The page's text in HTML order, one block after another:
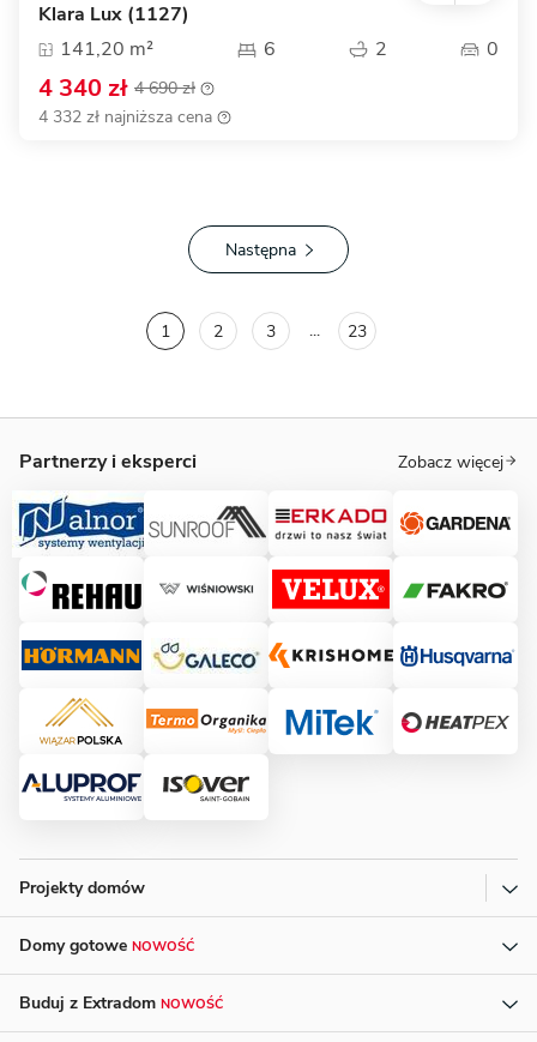
Klara Lux (1127)
141,20 m²
6 2 0
4 340 zł 4 690 zł
4 332 zł najniższa cena
Następna
1 2 3 ... 23
Partnerzy i eksperci Zobacz więcej
Projekty domów
Domy gotowe NOWOŚĆ
Buduj z Extradom NOWOŚĆ